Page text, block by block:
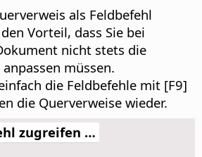
als Feldbefehl
Vorteil, dass Sie bei
nicht stets die
müssen.
die Feldbefehle mit [F9]
die Querverweise wieder.
zugreifen …